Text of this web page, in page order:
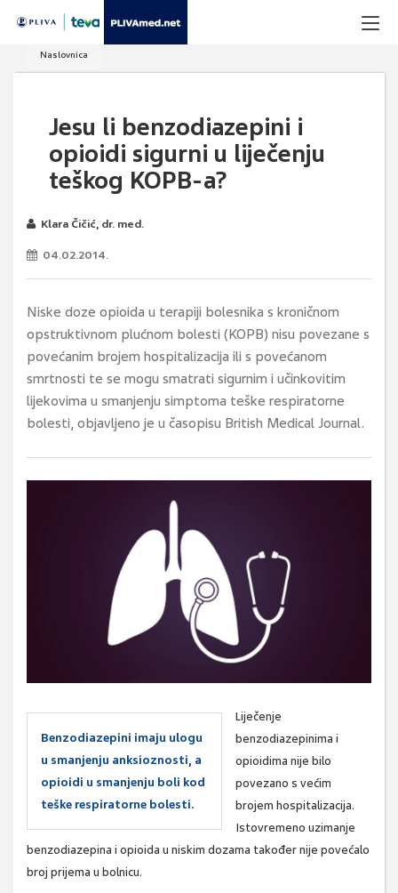
Naslovnica
Jesu li benzodiazepini i
opioidi sigurni u liječenju
teškog KOPB-a?
Klara Čičić, dr. med.
04.02.2014.
Niske doze opioida u terapiji bolesnika s kroničnom
opstruktivnom plućnom bolesti (KOPB) nisu povezane s
povećanim brojem hospitalizacija ili s povećanom
smrtnosti te se mogu smatrati sigurnim i učinkovitim
lijekovima u smanjenju simptoma teške respiratorne
bolesti, objavljeno je u časopisu British Medical Journal.
Benzodiazepini imaju ulogu
u smanjenju anksioznosti, a
opioidi u smanjenju boli kod
teške respiratorne bolesti.
Liječenje
benzodiazepinima i
opioidima nije bilo
povezano s većim
brojem hospitalizacija.
Istovremeno uzimanje
benzodiazepina i opioida u niskim dozama također nije povećalo
broj prijema u bolnicu.